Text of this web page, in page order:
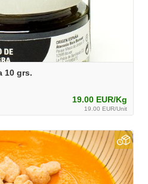
10 grs.
19.00 EUR/Kg
19.00 EUR/Unit